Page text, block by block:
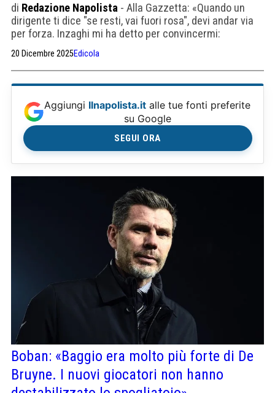
di Redazione Napolista - Alla Gazzetta: «Quando un
dirigente ti dice "se resti, vai fuori rosa", devi andar via
per forza. Inzaghi mi ha detto per convincermi:
20 Dicembre 2025Edicola
Aggiungi Ilnapolista.it alle tue fonti preferite
su Google
SEGUI ORA
Boban: «Baggio era molto più forte di De
Bruyne. I nuovi giocatori non hanno